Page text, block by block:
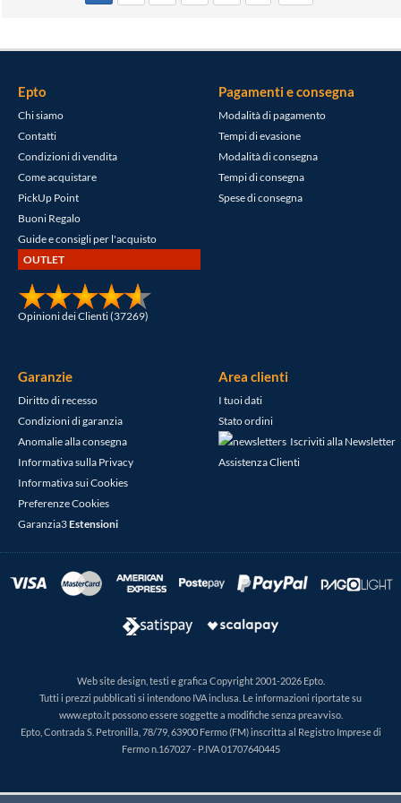
Epto
Chi siamo
Contatti
Condizioni di vendita
Come acquistare
PickUp Point
Buoni Regalo
Guide e consigli per l'acquisto
OUTLET
Opinioni dei Clienti (37269)
Pagamenti e consegna
Modalità di pagamento
Tempi di evasione
Modalità di consegna
Tempi di consegna
Spese di consegna
Garanzie
Diritto di recesso
Condizioni di garanzia
Anomalie alla consegna
Informativa sulla Privacy
Informativa sui Cookies
Preferenze Cookies
Garanzia3Estensioni
Area clienti
I tuoi dati
Stato ordini
Iscriviti alla Newsletter
Assistenza Clienti
Web site design, testi e grafica Copyright 2001-2026 Epto.
Tutti i prezzi pubblicati si intendono IVA inclusa. Le informazioni riportate su
www.epto.it possono essere soggette a modifiche senza preavviso.
Epto, Contrada S. Petronilla, 78/79, 63900 Fermo (FM) inscritta al Registro Imprese di
Fermo n.167027 - P.IVA 01707640445